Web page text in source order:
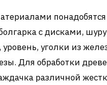
понадобятся
с дисками,
уголки из
Для обработки
различной